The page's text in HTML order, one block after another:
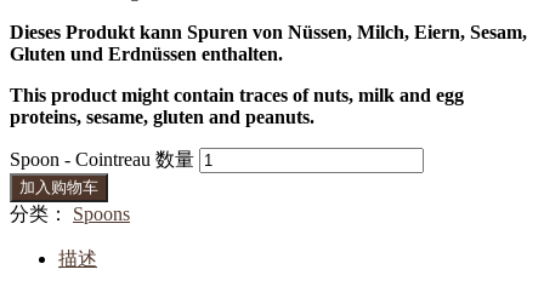
Dieses Produkt kann Spuren von Nüssen, Milch, Eiern, Sesam,
Gluten und Erdnüssen enthalten.
This product might contain traces of nuts, milk and egg
proteins, sesame, gluten and peanuts.
Spoon - Cointreau 数量
加入购物车
分类： Spoons
描述